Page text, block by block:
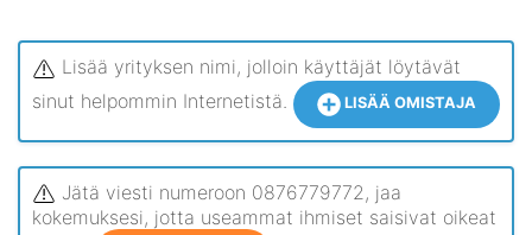
Lisää yrityksen nimi, jolloin käyttäjät löytävät
sinut helpommin Internetistä.
LISÄÄ OMISTAJA
Jätä viesti numeroon 0876779772, jaa
kokemuksesi, jotta useammat ihmiset saisivat oikeat